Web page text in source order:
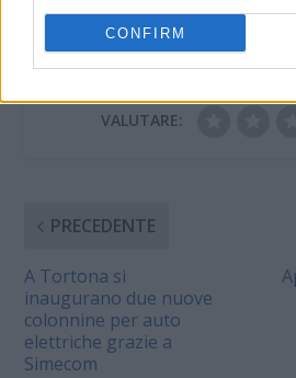
CONFIRM
CONDIVIDERE:
VALUTARE:
PRECEDENTE
A Tortona si
inaugurano due nuove
colonnine per auto
elettriche grazie a
Simecom